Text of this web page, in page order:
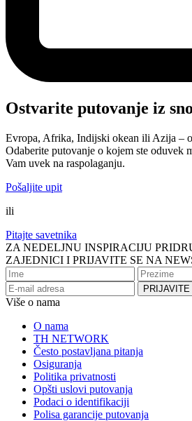
Ostvarite putovanje iz
Evropa, Afrika, Indijski okean ili Azija –
Odaberite putovanje o kojem ste oduvek
Vam uvek na raspolaganju.
Pošaljite upit
ili
Pitajte savetnika
ZA NEDELJNU INSPIRACIJU
ZAJEDNICI I PRIJAVITE SE NA
Više o nama
O nama
TH NETWORK
Često postavljana pitanja
Osiguranja
Politika privatnosti
Opšti uslovi putovanja
Podaci o identifikaciji
Polisa garancije putovanja